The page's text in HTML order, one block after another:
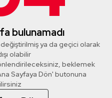
bulunamadı
değiştirilmiş ya da geçici olarak
olabilir
beklemek
Sayfaya Dön' butonuna